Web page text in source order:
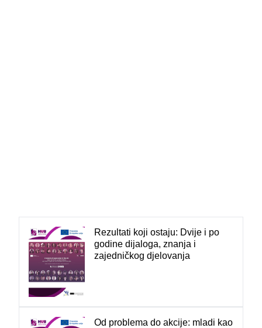
Rezultati koji ostaju: Dvije i po
godine dijaloga, znanja i
zajedničkog djelovanja
Od problema do akcije: mladi kao